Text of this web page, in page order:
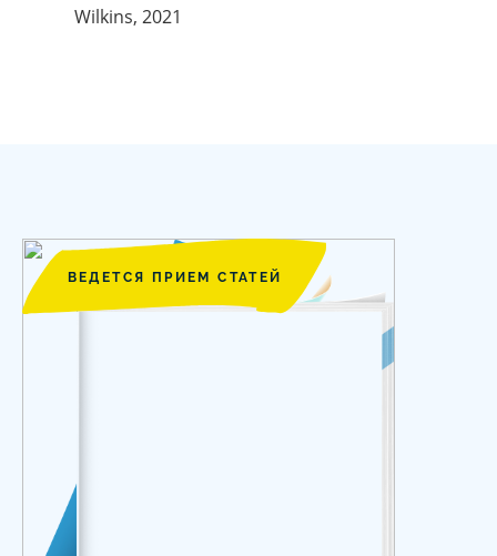
Wilkins, 2021
ВЕДЕТСЯ ПРИЕМ СТАТЕЙ